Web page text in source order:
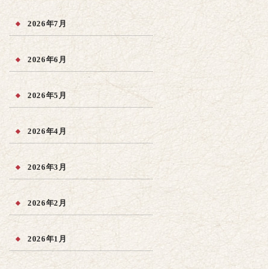
2026年7月
2026年6月
2026年5月
2026年4月
2026年3月
2026年2月
2026年1月